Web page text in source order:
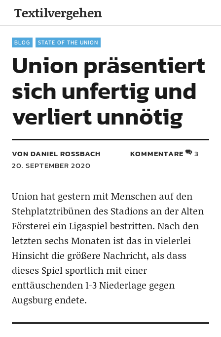
Textilvergehen
BLOG STATE OF THE UNION
Union präsentiert
sich unfertig und
verliert unnötig
VON DANIEL ROSSBACH
20. SEPTEMBER 2020
KOMMENTARE 3
Union hat gestern mit Menschen auf den
Stehplatztribünen des Stadions an der Alten
Försterei ein Ligaspiel bestritten. Nach den
letzten sechs Monaten ist das in vielerlei
Hinsicht die größere Nachricht, als dass
dieses Spiel sportlich mit einer
enttäuschenden 1-3 Niederlage gegen
Augsburg endete.